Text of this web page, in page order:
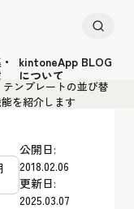
kintoneApp BLOG
について
テンプレートの並び替
を紹介します
公開日:
2018.02.06
更新日:
2025.03.07